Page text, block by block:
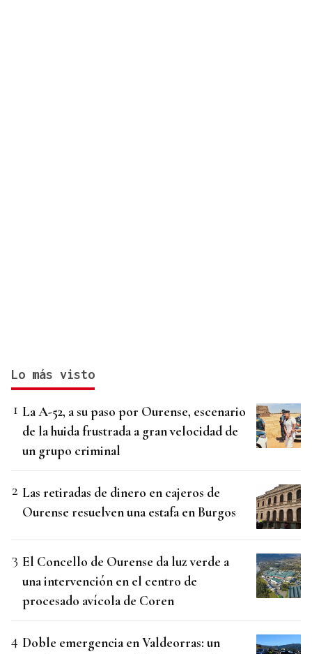
Lo más visto
La A-52, a su paso por Ourense, escenario
de la huida frustrada a gran velocidad de
un grupo criminal
Las retiradas de dinero en cajeros de
Ourense resuelven una estafa en Burgos
El Concello de Ourense da luz verde a
una intervención en el centro de
procesado avícola de Coren
Doble emergencia en Valdeorras: un